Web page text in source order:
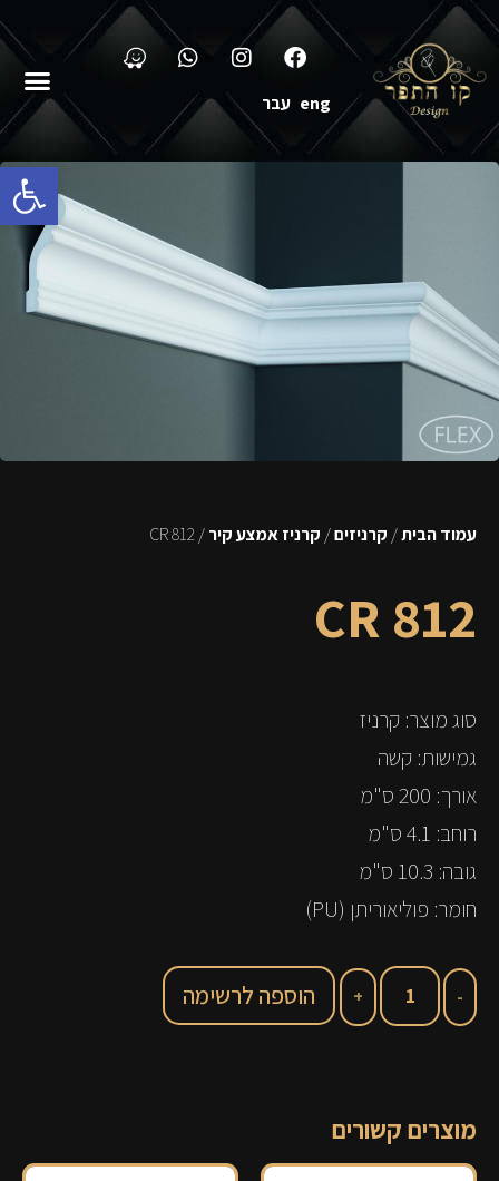
פתח
eng עבר
עמוד הבית/ קרניזים/ קרניז אמצע קיר/ CR 812
CR 812
סוג מוצר: קרניז
גמישות: קשה
אורך: 200 ס"מ
רוחב: 4.1 ס"מ
גובה: 10.3 ס"מ
חומר: פוליאוריתן (PU)
הוספה לרשימה
מוצרים קשורים